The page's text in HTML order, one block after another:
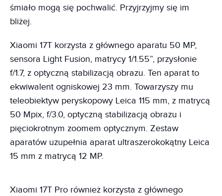
śmiało mogą się pochwalić. Przyjrzyjmy się im
bliżej.
Xiaomi 17T korzysta z głównego aparatu 50 MP,
sensora Light Fusion, matrycy 1/1.55”, przysłonie
f/1.7, z optyczną stabilizacją obrazu. Ten aparat to
ekwiwalent ogniskowej 23 mm. Towarzyszy mu
teleobiektyw peryskopowy Leica 115 mm, z matrycą
50 Mpix, f/3.0, optyczną stabilizacją obrazu i
pięciokrotnym zoomem optycznym. Zestaw
aparatów uzupełnia aparat ultraszerokokątny Leica
15 mm z matrycą 12 MP.
Xiaomi 17T Pro również korzysta z głównego